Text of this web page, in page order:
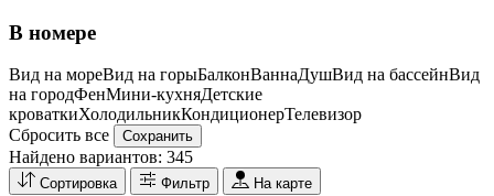
В номере
Вид на мореВид на горыБалконВаннаДушВид на бассейнВид
на городФенМини-кухняДетские
кроваткиХолодильникКондиционерТелевизор
Сбросить все
Сохранить
Найдено вариантов: 345
Сортировка Фильтр На карте